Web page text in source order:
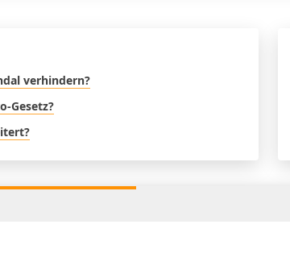
verhindern?
Gesetz?